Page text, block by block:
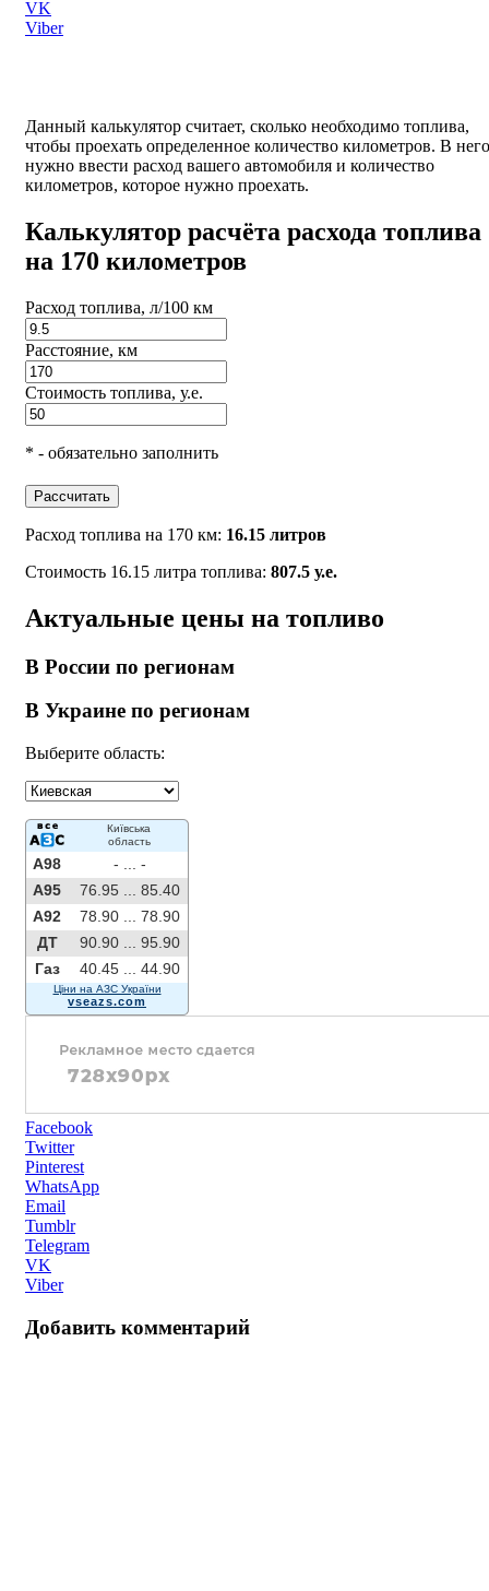
VK
Viber
Данный калькулятор считает, сколько необходимо топлива,
чтобы проехать определенное количество километров. В него
нужно ввести расход вашего автомобиля и количество
километров, которое нужно проехать.
Калькулятор расчёта расхода топлива
на 170 километров
Расход топлива, л/100 км
Расстояние, км
Стоимость топлива, у.е.
* - обязательно заполнить
Рассчитать
Расход топлива на 170 км: 16.15 литров
Стоимость 16.15 литра топлива: 807.5 у.е.
Актуальные цены на топливо
В России по регионам
В Украине по регионам
Выберите область:
Київська
область
A98 - ...
-
A95
76.95 ...
85.40
A92
78.90 ...
78.90
ДТ
90.90 ...
95.90
Газ
40.45 ... 44.90
Ціни на АЗС України
vseazs.com
Facebook
Twitter
Pinterest
WhatsApp
Email
Tumblr
Telegram
VK
Viber
Добавить комментарий